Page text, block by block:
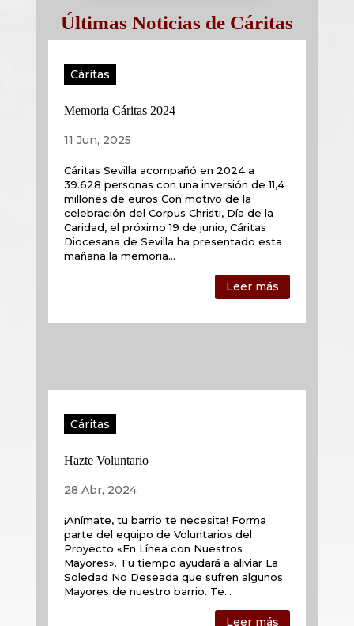
Últimas Noticias de Cáritas
Cáritas
Memoria Cáritas 2024
11 Jun, 2025
Cáritas Sevilla acompañó en 2024 a
39.628 personas con una inversión de 11,4
millones de euros Con motivo de la
celebración del Corpus Christi, Día de la
Caridad, el próximo 19 de junio, Cáritas
Diocesana de Sevilla ha presentado esta
mañana la memoria...
Leer más
Cáritas
Hazte Voluntario
28 Abr, 2024
¡Anímate, tu barrio te necesita! Forma
parte del equipo de Voluntarios del
Proyecto «En Línea con Nuestros
Mayores». Tu tiempo ayudará a aliviar La
Soledad No Deseada que sufren algunos
Mayores de nuestro barrio. Te...
Leer más